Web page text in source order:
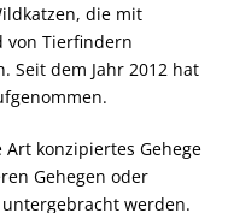
die mit
von Tierfindern
Seit dem Jahr 2012 hat
konzipiertes Gehege
Gehegen oder
werden.